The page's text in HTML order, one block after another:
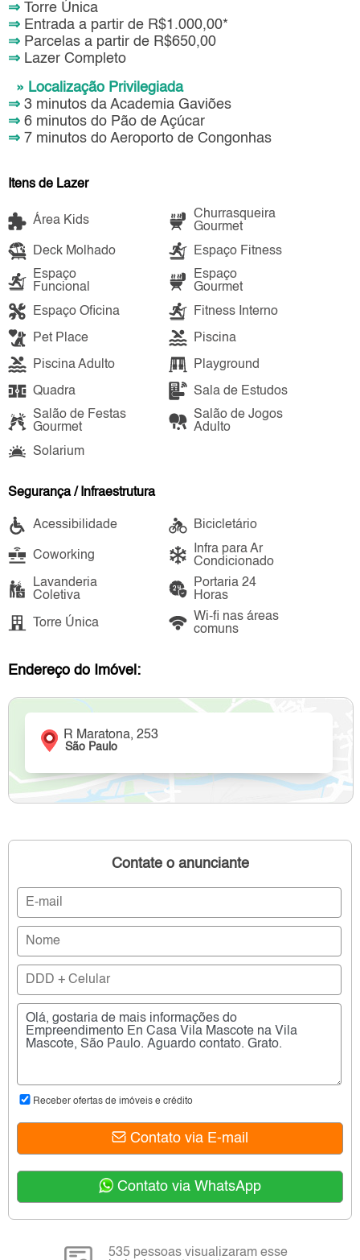
⇒ Torre Única
⇒ Entrada a partir de R$1.000,00*
⇒ Parcelas a partir de R$650,00
⇒ Lazer Completo
» Localização Privilegiada
⇒ 3 minutos da Academia Gaviões
⇒ 6 minutos do Pão de Açúcar
⇒ 7 minutos do Aeroporto de Congonhas
Itens de Lazer
Área Kids
Churrasqueira
Gourmet
Deck Molhado
Espaço Fitness
Espaço
Funcional
Espaço
Gourmet
Espaço Oficina
Fitness Interno
Pet Place Piscina
Piscina Adulto Playground
Quadra
Sala de Estudos
Salão de Festas
Gourmet
Salão de Jogos
Adulto
Solarium
Segurança / Infraestrutura
Acessibilidade Bicicletário
Coworking
Infra para Ar
Condicionado
Lavanderia
Coletiva
Portaria 24
Horas
Torre Única
Wi-fi nas áreas
comuns
Endereço do Imóvel:
R Maratona, 253
São Paulo
Contate o anunciante
Receber ofertas de imóveis e crédito
Contato via E-mail
Contato via WhatsApp
535 pessoas visualizaram esse